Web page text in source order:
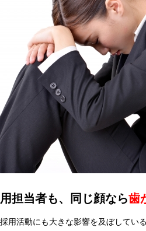
担当者も、同じ顔なら歯
用活動にも大きな影響を及ぼしている